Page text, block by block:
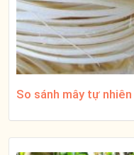
So sánh mây tự